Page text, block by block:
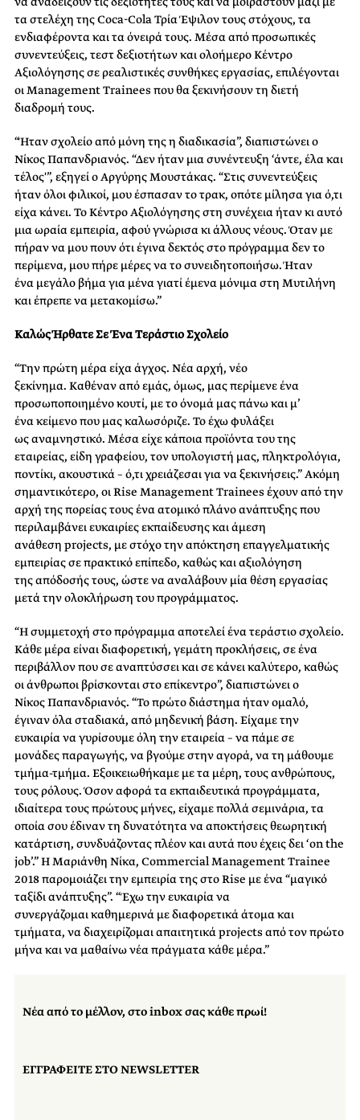
τα στελέχη της Coca-Cola Τρία Έψιλον τους στόχους, τα
ενδιαφέροντα και τα όνειρά τους. Μέσα από προσωπικές
συνεντεύξεις, τεστ δεξιοτήτων και ολοήμερο Κέντρο
Αξιολόγησης σε ρεαλιστικές συνθήκες εργασίας, επιλέγονται
οι Management Trainees που θα ξεκινήσουν τη διετή
διαδρομή τους.
“Ήταν σχολείο από μόνη της η διαδικασία”, διαπιστώνει ο
Νίκος Παπανδριανός. “Δεν ήταν μια συνέντευξη ‘άντε, έλα και
τέλος'”, εξηγεί ο Αργύρης Μουστάκας. “Στις συνεντεύξεις
ήταν όλοι φιλικοί, μου έσπασαν το τρακ, οπότε μίλησα για ό,τι
είχα κάνει. Το Κέντρο Αξιολόγησης στη συνέχεια ήταν κι αυτό
μια ωραία εμπειρία, αφού γνώρισα κι άλλους νέους. Όταν με
πήραν να μου πουν ότι έγινα δεκτός στο πρόγραμμα δεν το
περίμενα, μου πήρε μέρες να το συνειδητοποιήσω. Ήταν
ένα μεγάλο βήμα για μένα γιατί έμενα μόνιμα στη Μυτιλήνη
και έπρεπε να μετακομίσω.”
Καλώς Ήρθατε Σε Ένα Τεράστιο Σχολείο
“Την πρώτη μέρα είχα άγχος. Νέα αρχή, νέο
ξεκίνημα. Καθέναν από εμάς, όμως, μας περίμενε ένα
προσωποποιημένο κουτί, με το όνομά μας πάνω και μ’
ένα κείμενο που μας καλωσόριζε. Το έχω φυλάξει
ως αναμνηστικό. Μέσα είχε κάποια προϊόντα του της
εταιρείας, είδη γραφείου, τον υπολογιστή μας, πληκτρολόγια,
ποντίκι, ακουστικά – ό,τι χρειάζεσαι για να ξεκινήσεις.” Ακόμη
σημαντικότερο, οι Rise Management Trainees έχουν από την
αρχή της πορείας τους ένα ατομικό πλάνο ανάπτυξης που
περιλαμβάνει ευκαιρίες εκπαίδευσης και άμεση
ανάθεση projects, με στόχο την απόκτηση επαγγελματικής
εμπειρίας σε πρακτικό επίπεδο, καθώς και αξιολόγηση
της απόδοσής τους, ώστε να αναλάβουν μία θέση εργασίας
μετά την ολοκλήρωση του προγράμματος.
“Η συμμετοχή στο πρόγραμμα αποτελεί ένα τεράστιο σχολείο.
Κάθε μέρα είναι διαφορετική, γεμάτη προκλήσεις, σε ένα
περιβάλλον που σε αναπτύσσει και σε κάνει καλύτερο, καθώς
οι άνθρωποι βρίσκονται στο επίκεντρο”, διαπιστώνει ο
Νίκος Παπανδριανός. “To πρώτο διάστημα ήταν ομαλό,
έγιναν όλα σταδιακά, από μηδενική βάση. Είχαμε την
ευκαιρία να γυρίσουμε όλη την εταιρεία – να πάμε σε
μονάδες παραγωγής, να βγούμε στην αγορά, να τη μάθουμε
τμήμα-τμήμα. Εξοικειωθήκαμε με τα μέρη, τους ανθρώπους,
τους ρόλους. Όσον αφορά τα εκπαιδευτικά προγράμματα,
ιδιαίτερα τους πρώτους μήνες, είχαμε πολλά σεμινάρια, τα
οποία σου έδιναν τη δυνατότητα να αποκτήσεις θεωρητική
κατάρτιση, συνδυάζοντας πλέον και αυτά που έχεις δει ‘on the
job’.” Η Μαριάνθη Νίκα, Commercial Management Trainee
2018 παρομοιάζει την εμπειρία της στο Rise με ένα “μαγικό
ταξίδι ανάπτυξης”. “Έχω την ευκαιρία να
συνεργάζομαι καθημερινά με διαφορετικά άτομα και
τμήματα, να διαχειρίζομαι απαιτητικά projects από τον πρώτο
μήνα και να μαθαίνω νέα πράγματα κάθε μέρα.”
Νέα από το μέλλον, στο inbox σας κάθε πρωί!
ΕΓΓΡΑΦΕΙΤΕ ΣΤΟ NEWSLETTER